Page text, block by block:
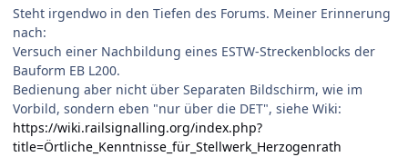
Steht irgendwo in den Tiefen des Forums. Meiner Erinnerung
nach:
Versuch einer Nachbildung eines ESTW-Streckenblocks der
Bauform EB L200.
Bedienung aber nicht über Separaten Bildschirm, wie im
Vorbild, sondern eben "nur über die DET", siehe Wiki:
https://wiki.railsignalling.org/index.php?
title=Örtliche_Kenntnisse_für_Stellwerk_Herzogenrath